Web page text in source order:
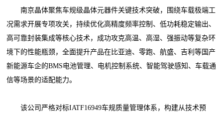
南京晶体聚焦车规级晶体元器件关键技术突破，围绕车载极端工
况需求开展专项攻关，持续优化高精度频率控制、低功耗稳定输出、
高可靠封装集成等核心技术，成功攻克高温、高湿、强振动等复杂环
境下的性能瓶颈，全面提升产品在比亚迪、零跑、航盛、吉利等国产
新能源车企的BMS电池管理、电机控制系统、智能驾驶感知、车载通
信等场景的适配能力。
该公司严格对标IATF16949车规质量管理体系，构建从技术预